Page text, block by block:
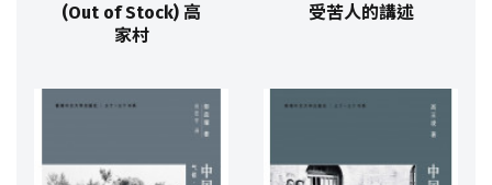
(Out of Stock) 高
家村
受苦人的講述